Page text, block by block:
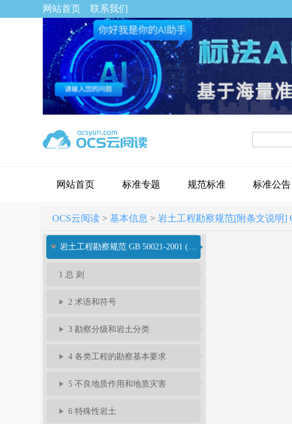
网站首页 联系我们
网站首页 标准专题 规范标准 标准公告
OCS云阅读 > 基本信息 > 岩土工程勘察规范[附条文说明]
岩土工程勘察规范 GB 50021-2001 (2009年版)
1 总 则
2 术语和符号
3 勘察分级和岩土分类
4 各类工程的勘察基本要求
5 不良地质作用和地质灾害
6 特殊性岩土